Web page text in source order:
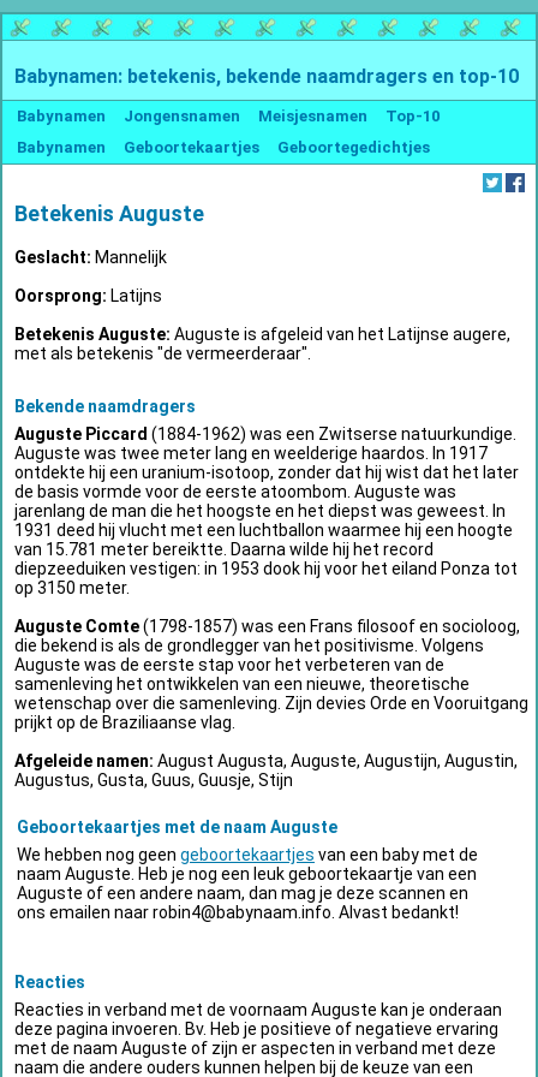
Babynamen: betekenis, bekende naamdragers en top-10
Babynamen Jongensnamen Meisjesnamen
Top-10
Babynamen
Geboortekaartjes Geboortegedichtjes
Betekenis Auguste
Geslacht: Mannelijk
Oorsprong: Latijns
Betekenis Auguste: Auguste is afgeleid van het Latijnse augere,
met als betekenis "de vermeerderaar".
Bekende naamdragers
Auguste Piccard (1884-1962) was een Zwitserse natuurkundige.
Auguste was twee meter lang en weelderige haardos. In 1917
ontdekte hij een uranium-isotoop, zonder dat hij wist dat het later
de basis vormde voor de eerste atoombom. Auguste was
jarenlang de man die het hoogste en het diepst was geweest. In
1931 deed hij vlucht met een luchtballon waarmee hij een hoogte
van 15.781 meter bereiktte. Daarna wilde hij het record
diepzeeduiken vestigen: in 1953 dook hij voor het eiland Ponza tot
op 3150 meter.
Auguste Comte(1798-1857) was een Frans filosoof en socioloog,
die bekend is als de grondlegger van het positivisme. Volgens
Auguste was de eerste stap voor het verbeteren van de
samenleving het ontwikkelen van een nieuwe, theoretische
wetenschap over die samenleving. Zijn devies Orde en Vooruitgang
prijkt op de Braziliaanse vlag.
Afgeleide namen: August Augusta, Auguste, Augustijn, Augustin,
Augustus, Gusta, Guus, Guusje, Stijn
Geboortekaartjes met de naam Auguste
We hebben nog geen geboortekaartjes van een baby met de
naam Auguste. Heb je nog een leuk geboortekaartje van een
Auguste of een andere naam, dan mag je deze scannen en
ons emailen naarrobin4@babynaam.info . Alvast bedankt!
Reacties
Reacties in verband met de voornaam Auguste kan je onderaan
deze pagina invoeren. Bv. Heb je positieve of negatieve ervaring
met de naam Auguste of zijn er aspecten in verband met deze
naam die andere ouders kunnen helpen bij de keuze van een